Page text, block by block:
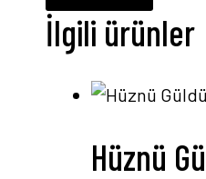
İlgili ürünler
Hüznü